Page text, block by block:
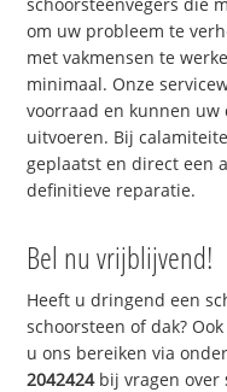
om uw probleem te
met vakmensen te
minimaal. Onze
voorraad en kunnen uw
uitvoeren. Bij
geplaatst en direct een
definitieve reparatie.
Bel nu vrijblijvend!
Heeft u dringend een
schoorsteen of dak?
u ons bereiken via
2042424bij vragen over